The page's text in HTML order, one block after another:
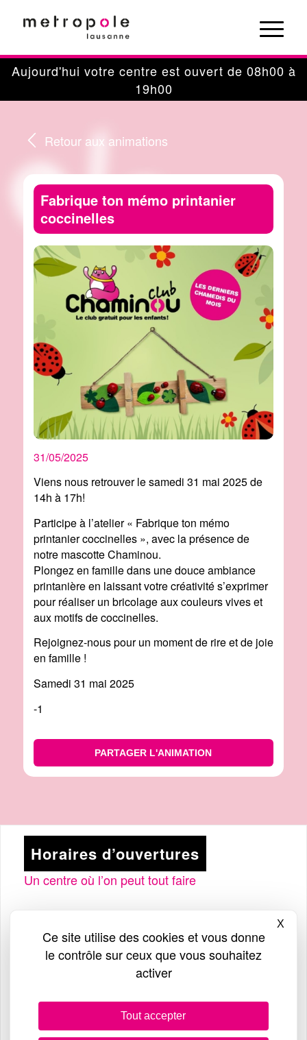
Ce site utilise des cookies et vous donne
le contrôle sur ceux que vous souhaitez
activer
Tout accepter
X
Aujourd'hui votre centre est ouvert de 08h00 à
19h00
Retour aux animations
Fabrique ton mémo printanier
coccinelles
31/05/2025
Viens nous retrouver le samedi 31 mai 2025 de
14h à 17h!
Participe à l’atelier « Fabrique ton mémo
printanier coccinelles », avec la présence de
notre mascotte Chaminou.
Plongez en famille dans une douce ambiance
printanière en laissant votre créativité s’exprimer
pour réaliser un bricolage aux couleurs vives et
aux motifs de coccinelles.
Rejoignez-nous pour un moment de rire et de joie
en famille !
Samedi 31 mai 2025
-1
PARTAGER L'ANIMATION
Horaires d’ouvertures
Un centre où l’on peut tout faire
8h – 19h en semaine
8h – 18h le samedi
9h – 19h en semaine